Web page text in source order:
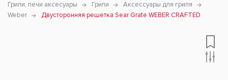
Грили, печи аксесуары
Грили
Аксессуары для гриля
Weber
Двусторонняя решетка Sear Grate WEBER CRAFTED